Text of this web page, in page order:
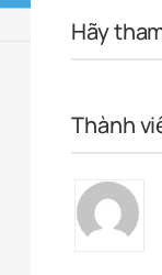
Hãy
Thành